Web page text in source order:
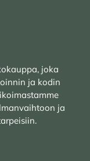
joka
ja kodin
ja